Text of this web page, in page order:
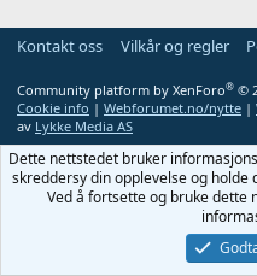
Kontakt oss Vilkår og regler
Community platform by XenForo® ©
Cookie info | Webforumet.no/nytte |
av Lykke Media AS
Dette nettstedet bruker
skreddersy din opplevelse og
Ved å fortsette og bruke dette